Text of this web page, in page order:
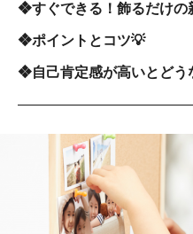
❖すぐできる！飾るだけの
❖ポイントとコツ💡
❖自己肯定感が高いとどう